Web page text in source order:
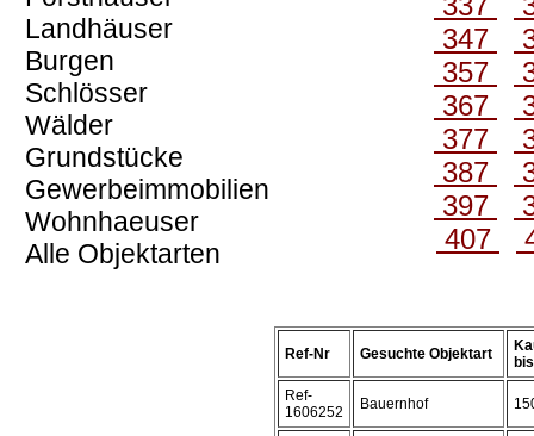
Landhäuser
Burgen
Schlösser
Wälder
Grundstücke
Gewerbeimmobilien
Wohnhaeuser
Alle Objektarten
347
357
367
377
387
397
407
Ref-Nr Gesuchte Objektart
Ref-
1606252
Bauernhof